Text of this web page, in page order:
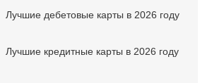
Лучшие дебетовые карты в 2026 году
Лучшие кредитные карты в 2026 году